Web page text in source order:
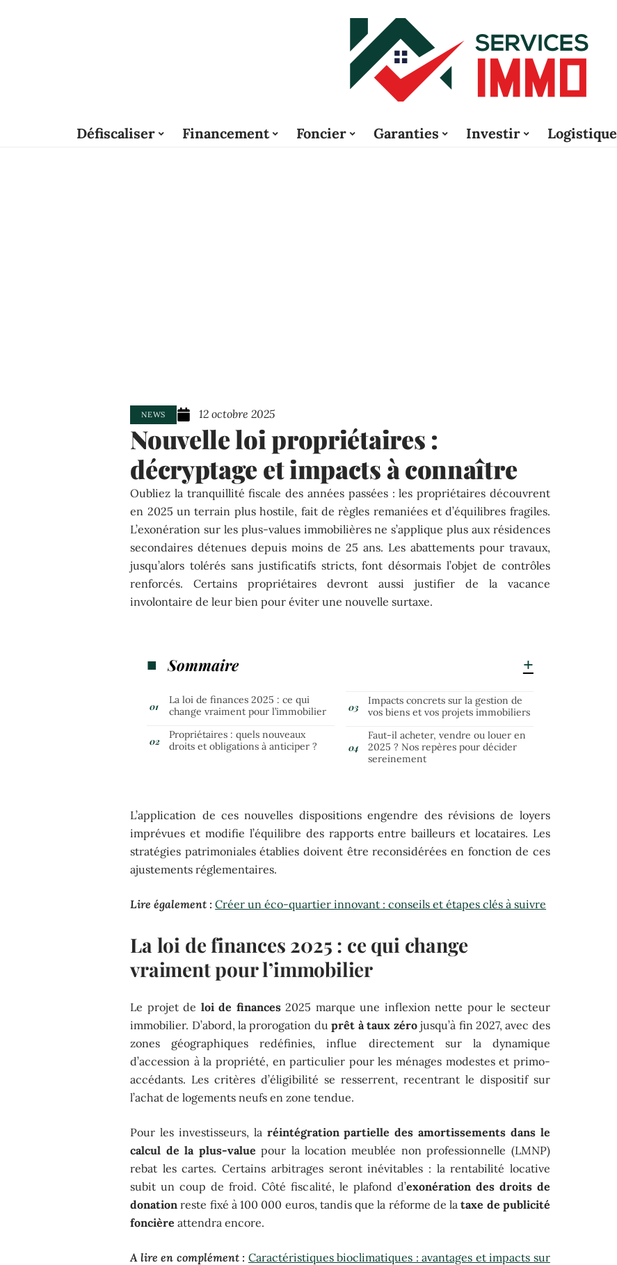
Défiscaliser Financement Foncier Garanties Investir Logistique
NEWS 12 octobre 2025
Nouvelle loi propriétaires :
décryptage et impacts à connaître
Oubliez la tranquillité fiscale des années passées : les propriétaires découvrent
en 2025 un terrain plus hostile, fait de règles remaniées et d’équilibres fragiles.
L’exonération sur les plus-values immobilières ne s’applique plus aux résidences
secondaires détenues depuis moins de 25 ans. Les abattements pour travaux,
jusqu’alors tolérés sans justificatifs stricts, font désormais l’objet de contrôles
renforcés. Certains propriétaires devront aussi justifier de la vacance
involontaire de leur bien pour éviter une nouvelle surtaxe.
Sommaire
La loi de finances 2025 : ce qui
change vraiment pour l’immobilier
Propriétaires : quels nouveaux
droits et obligations à anticiper ?
Impacts concrets sur la gestion de
vos biens et vos projets immobiliers
Faut-il acheter, vendre ou louer en
2025 ? Nos repères pour décider
sereinement
L’application de ces nouvelles dispositions engendre des révisions de loyers
imprévues et modifie l’équilibre des rapports entre bailleurs et locataires. Les
stratégies patrimoniales établies doivent être reconsidérées en fonction de ces
ajustements réglementaires.
Lire également : Créer un éco-quartier innovant : conseils et étapes clés à suivre
La loi de finances 2025 : ce qui change
vraiment pour l’immobilier
Le projet de loi de finances2025 marque une inflexion nette pour le secteur
immobilier. D’abord, la prorogation duprêt à taux zérojusqu’à fin 2027, avec des
zones géographiques redéfinies, influe directement sur la dynamique
d’accession à la propriété, en particulier pour les ménages modestes et primo-
accédants. Les critères d’éligibilité se resserrent, recentrant le dispositif sur
l’achat de logements neufs en zone tendue.
Pour les investisseurs, la réintégration partielle des amortissements dans le
calcul de la plus-value pour la location meublée non professionnelle (LMNP)
rebat les cartes. Certains arbitrages seront inévitables : la rentabilité locative
subit un coup de froid. Côté fiscalité, le plafond d’exonération des droits de
donation reste fixé à 100 000 euros, tandis que la réforme de lataxe de publicité
foncière attendra encore.
A lire en complément : Caractéristiques bioclimatiques : avantages et impacts sur